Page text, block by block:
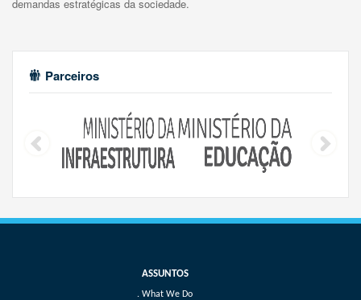
demandas estratégicas da sociedade.
Parceiros
What We Do